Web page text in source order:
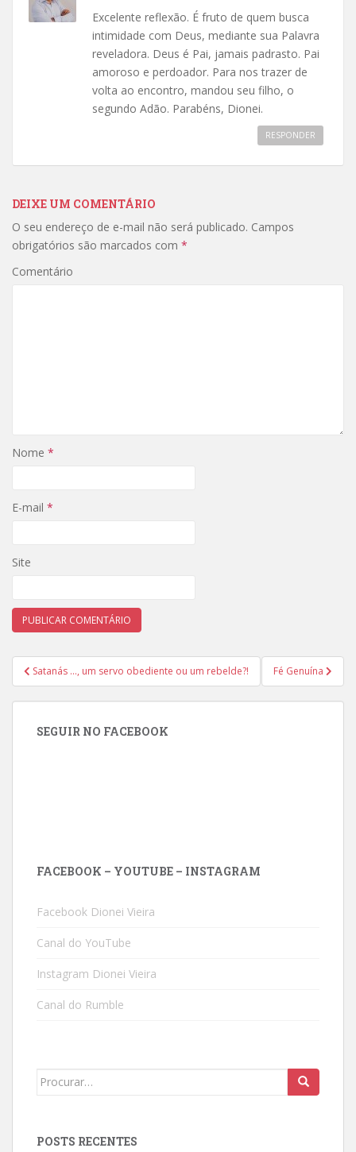
Excelente reflexão. É fruto de quem busca
intimidade com Deus, mediante sua Palavra
reveladora. Deus é Pai, jamais padrasto. Pai
amoroso e perdoador. Para nos trazer de
volta ao encontro, mandou seu filho, o
segundo Adão. Parabéns, Dionei.
RESPONDER
DEIXE UM COMENTÁRIO
O seu endereço de e-mail não será publicado. Campos
obrigatórios são marcados com *
Comentário
Nome *
E-mail *
Site
Navegação
de
Post
Satanás …, um servo obediente ou um rebelde?! Fé Genuína
SEGUIR NO FACEBOOK
FACEBOOK – YOUTUBE – INSTAGRAM
Facebook Dionei Vieira
Canal do YouTube
Instagram Dionei Vieira
Canal do Rumble
Search
POSTS RECENTES